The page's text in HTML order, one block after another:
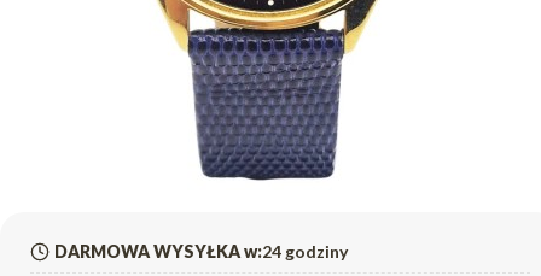
DARMOWA WYSYŁKA w:24 godziny